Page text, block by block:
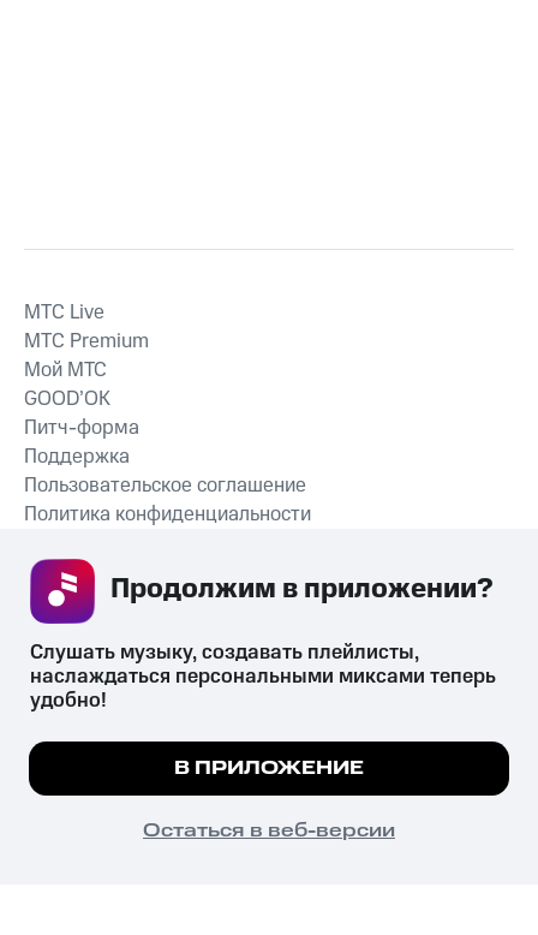
СКАЧАТЬ ПРИЛОЖЕНИЕ
MTС Live
MTС Premium
Мой МТС
GOOD’OK
Питч-форма
Поддержка
Пользовательское соглашение
Политика конфиденциальности
психотропных веществ, их аналогов причиняет вред здоровью,
их незаконный оборот запрещён и влечёт установленную
законодательством ответственность.
© 2026 ООО «КИОН».
Все права защищены
Мы используем куки, чтобы на сайте все
Подробнее
ПОНЯТНО
Слушать музыку, создавать плейлисты,
наслаждаться персональными миксами теперь
удобно!
В ПРИЛОЖЕНИЕ
Остаться в веб-версии